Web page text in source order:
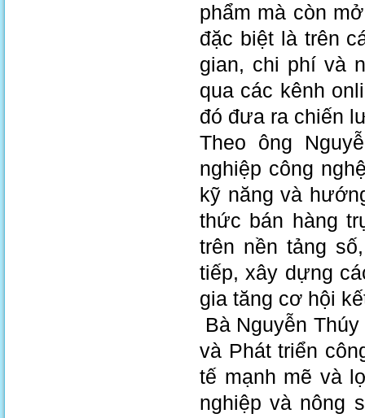
phẩm mà còn
đặc biệt là trên
gian, chi phí và
qua các kênh
đó đưa ra chiến
Theo ông
nghiệp công
kỹ năng và
thức bán hàng
trên nền tảng
tiếp, xây dựng
gia tăng cơ hội
Bà Nguyễn
và Phát triển
tế mạnh mẽ và
nghiệp và nông